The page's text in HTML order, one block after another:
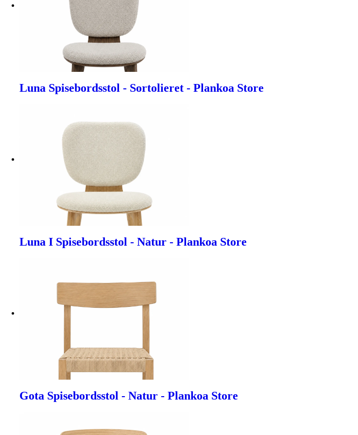
Luna Spisebordsstol - Sortolieret - Plankoa Store
Luna I Spisebordsstol - Natur - Plankoa Store
Gota Spisebordsstol - Natur - Plankoa Store